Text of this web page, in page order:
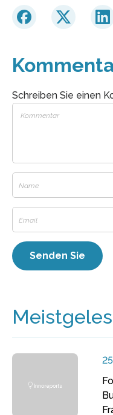
Schreiben Sie einen